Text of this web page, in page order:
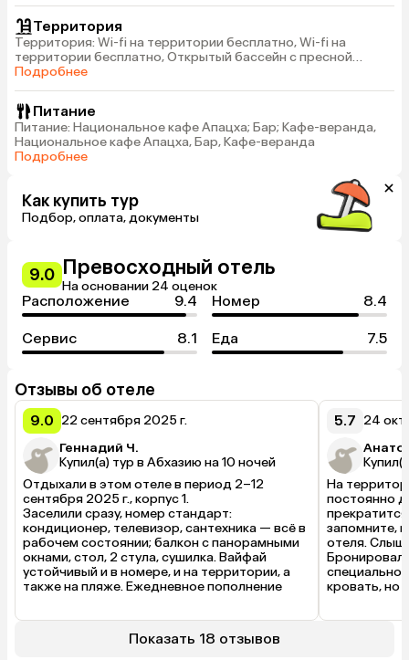
Территория
Территория: Wi-fi на территории бесплатно, Wi-fi на
территории бесплатно, Открытый бассейн с пресной
водой (около корпуса №1), Открытый бассейн с
Подробнее
Питание
Питание: Национальное кафе Апацха; Бар; Кафе-веранда,
Национальное кафе Апацха, Бар, Кафе-веранда
Подробнее
Как купить тур
Подбор, оплата, документы
9.0 Превосходный отель
На основании 24 оценок
Расположение 9.4 Номер 8.4
Сервис 8.1 Еда 7.5
Отзывы об отеле
9.0 22 сентября 2025 г.
Геннадий Ч.
Купил(а) тур в Абхазию на 10 ночей
Отдыхали в этом отеле в период 2–12
сентября 2025 г., корпус 1.
Заселили сразу, номер стандарт:
кондиционер, телевизор, сантехника — всё в
рабочем состоянии; балкон с панорамными
окнами, стол, 2 стула, сушилка. Вайфай
устойчивый и в номере, и на территории, а
также на пляже. Ежедневное пополнение
на этом вся)) Матрасы и подушки нужно
срочно менять, спать на них очень неудобно
5.7 24
На
постоянно
запомните,
отеля.
Бронировал
специально
кровать, но
Показать 18 отзывов